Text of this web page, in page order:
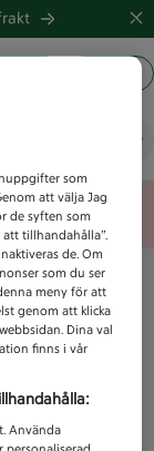
som
att välja Jag
de syften som
tillhandahålla”.
de. Om
som du ser
meny för att
genom att klicka
Dina val
finns i vår
Använda